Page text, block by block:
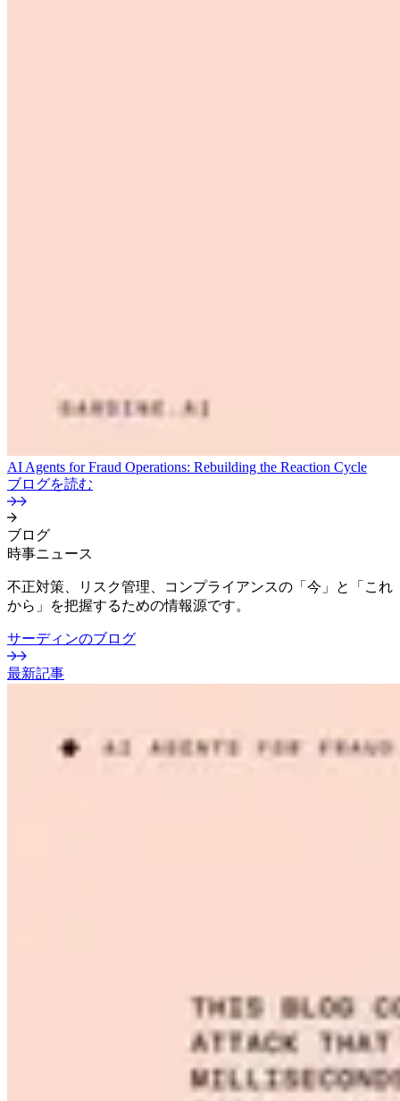
AI Agents for Fraud Operations: Rebuilding the Reaction Cycle
ブログを読む
ブログ
時事ニュース
不正対策、リスク管理、コンプライアンスの「今」と「これ
から」を把握するための情報源です。
サーディンのブログ
最新記事